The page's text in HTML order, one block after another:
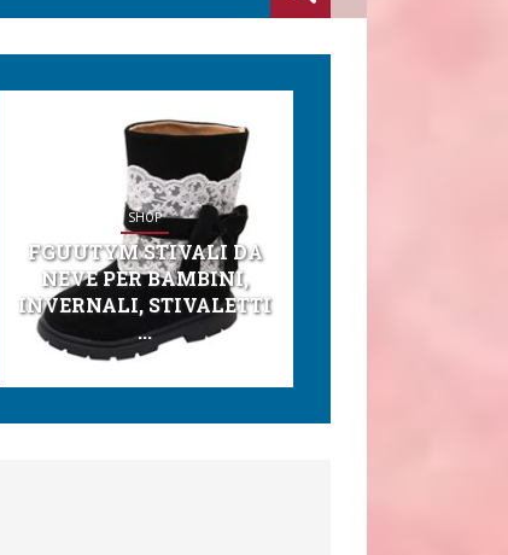
SHOP
FGUUTYM STIVALI DA
NEVE PER BAMBINI,
INVERNALI, STIVALETTI
...